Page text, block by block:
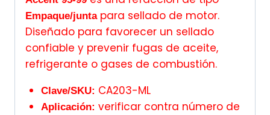
Empaque/juntapara sellado de motor.
Diseñado para favorecer un sellado
confiable y prevenir fugas de aceite,
refrigerante o gases de combustión.
Clave/SKU: CA203-ML
Aplicación: verificar contra número de